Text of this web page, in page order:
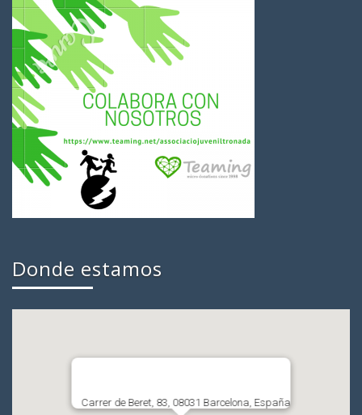
Donde estamos
Carrer de Beret, 83, 08031 Barcelona, España